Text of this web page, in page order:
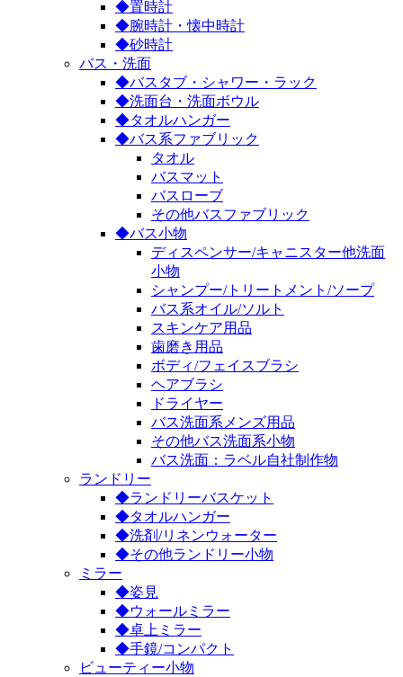
◆置時計
◆腕時計・懐中時計
◆砂時計
バス・洗面
◆バスタブ・シャワー・ラック
◆洗面台・洗面ボウル
◆タオルハンガー
◆バス系ファブリック
タオル
バスマット
バスローブ
その他バスファブリック
◆バス小物
ディスペンサー/キャニスター他洗面
小物
シャンプー/トリートメント/ソープ
バス系オイル/ソルト
スキンケア用品
歯磨き用品
ボディ/フェイスブラシ
ヘアブラシ
ドライヤー
バス洗面系メンズ用品
その他バス洗面系小物
バス洗面：ラベル自社制作物
ランドリー
◆ランドリーバスケット
◆タオルハンガー
◆洗剤/リネンウォーター
◆その他ランドリー小物
ミラー
◆姿見
◆ウォールミラー
◆卓上ミラー
◆手鏡/コンパクト
ビューティー小物